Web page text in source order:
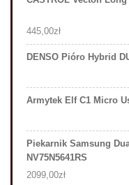
445,00zł
DENSO Pióro Hybrid
Armytek Elf C1 Micro
Piekarnik Samsung
NV75N5641RS
2099,00zł